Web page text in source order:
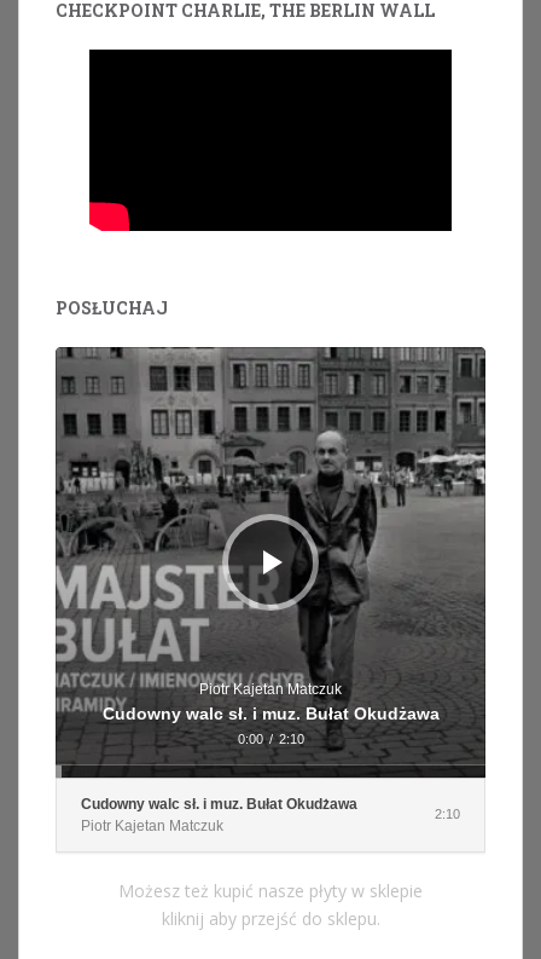
CHECKPOINT CHARLIE, THE BERLIN WALL
POSŁUCHAJ
Odtwarzacz
dźwiękowych
Piotr Kajetan Matczuk
Cudowny walc sł. i muz. Bułat Okudżawa
0:00 / 2:10
Cudowny walc sł. i muz. Bułat Okudżawa
Piotr Kajetan Matczuk
2:10
Możesz też kupić nasze płyty w sklepie
kliknij aby przejść do sklepu.